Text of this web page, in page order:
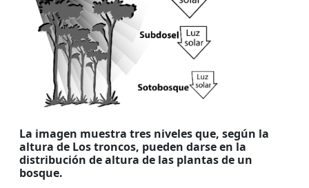
La imagen muestra tres niveles que, según la
altura de Los troncos, pueden darse en la
distribución de altura de las plantas de un
bosque.